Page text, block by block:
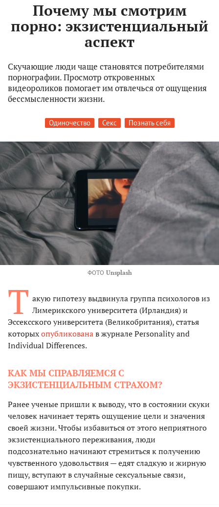
Почему мы смотрим
порно: экзистенциальный
аспект
Скучающие люди чаще становятся потребителями
порнографии. Просмотр откровенных
видеороликов помогает им отвлечься от ощущения
бессмысленности жизни.
Одиночество Секс Познать себя
ФОТО Unsplash
Т акую гипотезу выдвинула группа психологов из
Лимерикского университета (Ирландия) и
Эссексского университета (Великобритания), статья
которыхопубликованав журнале Personality and
Individual Differences.
КАК МЫ СПРАВЛЯЕМСЯ С
ЭКЗИСТЕНЦИАЛЬНЫМ СТРАХОМ?
Ранее ученые пришли к выводу, что в состоянии скуки
человек начинает терять ощущение цели и значения
своей жизни. Чтобы избавиться от этого неприятного
экзистенциального переживания, люди
подсознательно начинают стремиться к получению
чувственного удовольствия — едят сладкую и жирную
пищу, вступают в случайные сексуальные связи,
совершают импульсивные покупки.